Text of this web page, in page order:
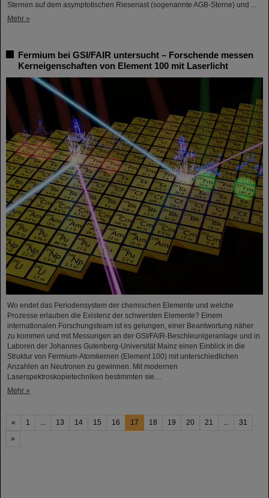
Sternen auf dem asymptotischen Riesenast (sogenannte AGB-Sterne) und ...
Mehr »
Fermium bei GSI/FAIR untersucht – Forschende messen
Kerneigenschaften von Element 100 mit Laserlicht
Wo endet das Periodensystem der chemischen Elemente und welche
Prozesse erlauben die Existenz der schwersten Elemente? Einem
internationalen Forschungsteam ist es gelungen, einer Beantwortung näher
zu kommen und mit Messungen an der GSI/FAIR-Beschleunigeranlage und in
Laboren der Johannes Gutenberg-Universität Mainz einen Einblick in die
Struktur von Fermium-Atomkernen (Element 100) mit unterschiedlichen
Anzahlen an Neutronen zu gewinnen. Mit modernen
Laserspektroskopietechniken bestimmten sie…
Mehr »
« 1 ... 13 14 15 16 17 18 19 20 21 ...
31
»